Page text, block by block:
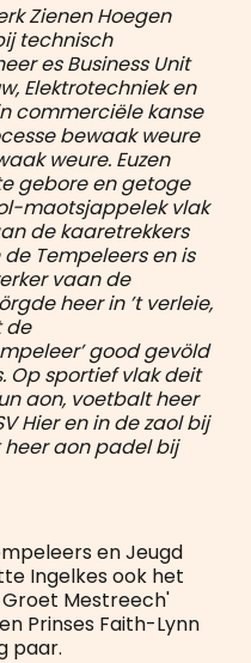
Zienen Hoegen
technisch
es Business Unit
Elektrotechniek en
commerciële kanse
bewaak weure
weure. Euzen
gebore en getoge
maotsjappelek vlak
de kaaretrekkers
Tempeleers en is
vaan de
heer in ’t verleie,
de
good gevöld
Op sportief vlak deit
aon, voetbalt heer
Hier en in de zaol bij
heer aon padel bij
en Jeugd
Ingelkes ook het
Mestreech'
Prinses Faith-Lynn
paar.